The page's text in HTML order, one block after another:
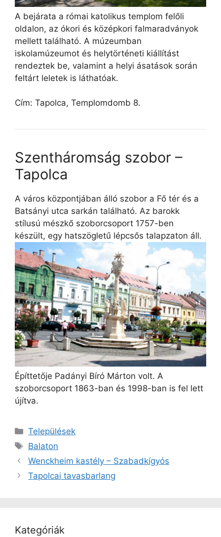
A bejárata a római katolikus templom felőli
oldalon, az ókori és középkori falmaradványok
mellett található. A múzeumban
iskolamúzeumot és helytörténeti kiállítást
rendeztek be, valamint a helyi ásatások során
feltárt leletek is láthatóak.
Cím: Tapolca, Templomdomb 8.
Szentháromság szobor –
Tapolca
A város központjában álló szobor a Fő tér és a
Batsányi utca sarkán található. Az barokk
stílusú mészkő szoborcsoport 1757-ben
készült, egy hatszögletű lépcsős talapzaton áll.
Építtetője Padányi Bíró Márton volt. A
szoborcsoport 1863-ban és 1998-ban is fel lett
újítva.
Kategória
Települések
Címkék
Balaton
Wenckheim kastély – Szabadkígyós
Tapolcai tavasbarlang
Kategóriák